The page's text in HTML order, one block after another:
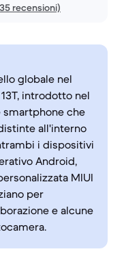
recensioni)
globale nel
introdotto nel
smartphone che
all'interno
i dispositivi
Android,
MIUI
per
e alcune